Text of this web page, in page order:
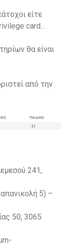
είτε
card
θα είναι
από την
241,
5) –
50, 3065